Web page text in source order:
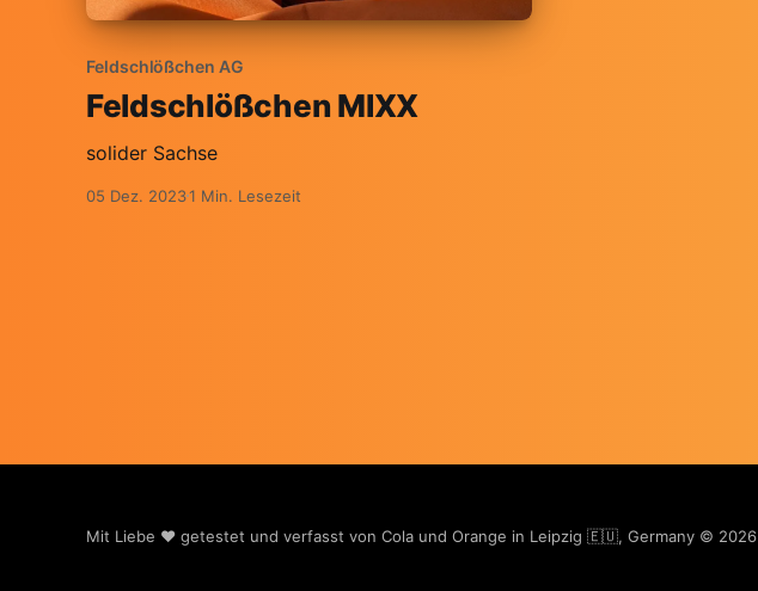
Feldschlößchen AG
Feldschlößchen MIXX
solider Sachse
05 Dez. 20231 Min. Lesezeit
Mit Liebe ❤️ getestet und verfasst von Cola und Orange in Leipzig 🇪🇺, Germany © 2026